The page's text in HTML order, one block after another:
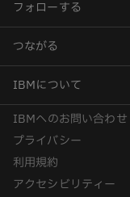
IBMへのお問い合わせ
プライバシー
利用規約
アクセシビリティー